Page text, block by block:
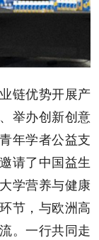
链优势开展产
举办创新创意
年学者公益支
请了中国益生
学营养与健康
节，与欧洲高
。一行共同走